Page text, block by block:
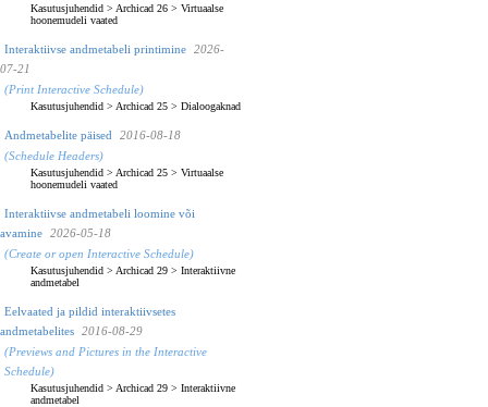
Kasutusjuhendid > Archicad 26 > Virtuaalse
hoonemudeli vaated
Interaktiivse andmetabeli printimine
2026-
07-21
(Print Interactive Schedule)
Kasutusjuhendid > Archicad 25 > Dialoogaknad
Andmetabelite päised
2016-08-18
(Schedule Headers)
Kasutusjuhendid > Archicad 25 > Virtuaalse
hoonemudeli vaated
Interaktiivse andmetabeli loomine või
avamine
2026-05-18
(Create or open Interactive Schedule)
Kasutusjuhendid > Archicad 29 > Interaktiivne
andmetabel
Eelvaated ja pildid interaktiivsetes
andmetabelites
2016-08-29
(Previews and Pictures in the Interactive
Schedule)
Kasutusjuhendid > Archicad 29 > Interaktiivne
andmetabel